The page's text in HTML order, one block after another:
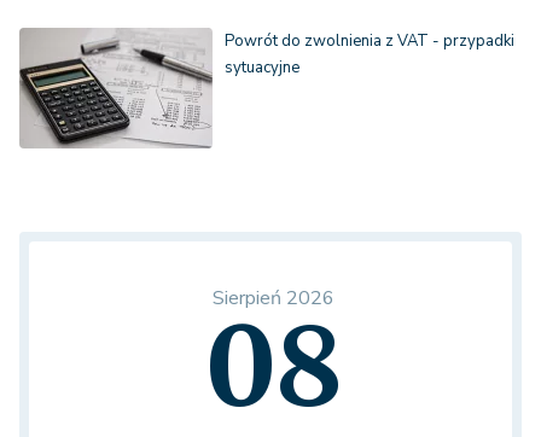
Powrót do zwolnienia z VAT - przypadki
sytuacyjne
Sierpień 2026
08